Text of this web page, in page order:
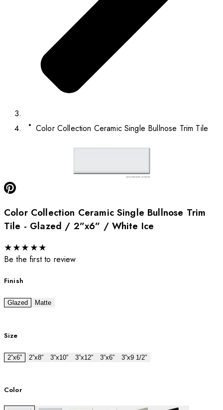
Color Collection Ceramic Single Bullnose Trim Tile
Color Collection Ceramic Single Bullnose Trim
Tile - Glazed / 2”x6” / White Ice
★★★ ★★
Be the first to review
Finish
Glazed Matte
Size
2”x6” 2”x8” 3”x10” 3”x12” 3”x6” 3”x9 1/2”
Color